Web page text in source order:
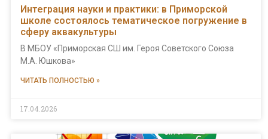
Интеграция науки и практики: в Приморской
школе состоялось тематическое погружение в
сферу аквакультуры
В МБОУ «Приморская СШ им. Героя Советского Союза
М.А. Юшкова»
ЧИТАТЬ ПОЛНОСТЬЮ »
17.04.2026